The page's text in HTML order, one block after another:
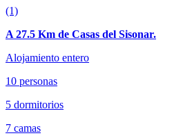
(1)
A 27.5 Km de Casas del Sisonar.
Alojamiento entero
10 personas
5 dormitorios
7 camas